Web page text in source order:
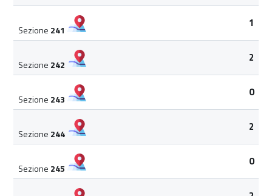
Sezione 241
1
Sezione 242
2
Sezione 243
0
Sezione 244
2
Sezione 245
0